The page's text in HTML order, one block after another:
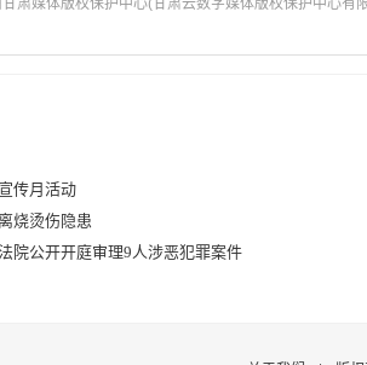
传月活动
烧烫伤隐患
院公开开庭审理9人涉恶犯罪案件